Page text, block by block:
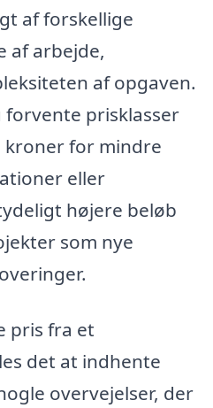
af forskellige
af arbejde,
af opgaven.
forvente prisklasser
for mindre
eller
højere beløb
som nye
pris fra et
det at indhente
overvejelser, der